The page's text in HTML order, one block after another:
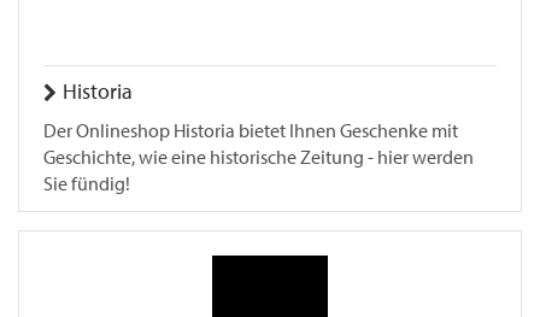
Historia
Der Onlineshop Historia bietet Ihnen Geschenke mit
Geschichte, wie eine historische Zeitung - hier werden
Sie fündig!